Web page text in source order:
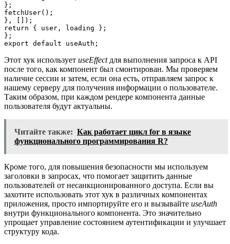
};
fetchUser();
}, []);
return { user, loading };
};
Этот хук использует useEffectдля выполнения запроса к API
после того, как компонент был смонтирован. Мы проверяем
наличие сессии и затем, если она есть, отправляем запрос к
нашему серверу для получения информации о пользователе.
Таким образом, при каждом рендере компонента данные
пользователя будут актуальны.
Читайте также: Как работает цикл for в языке
функционального программирования R?
Кроме того, для повышения безопасности мы используем
заголовки в запросах, что помогает защитить данные
пользователей от несанкционированного доступа. Если вы
захотите использовать этот хук в различных компонентах
приложения, просто импортируйте его и вызывайте useAuth
внутри функционального компонента. Это значительно
упрощает управление состоянием аутентификации и улучшает
структуру кода.